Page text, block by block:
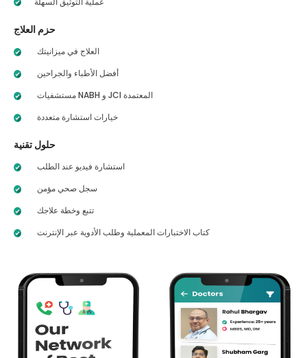
حزم العلاج
العلاج في ميزانيتك
أفضل الأطباء والجراحين
مستشفيات NABH و JCI المعتمدة
خيارات استشارة متعددة
حلول تقنية
استشارة فيديو عند الطلب
سجل صحي مؤمن
تتبع وخطة علاجك
كتاب الاختبارات المعملية وطلب الأدوية عبر الإنترنت